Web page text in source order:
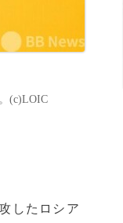
(c)LOIC
したロシア